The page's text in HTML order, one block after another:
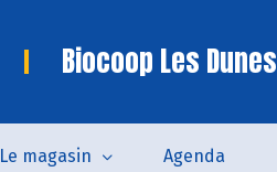
Biocoop Les Dunes
Le magasin Agenda